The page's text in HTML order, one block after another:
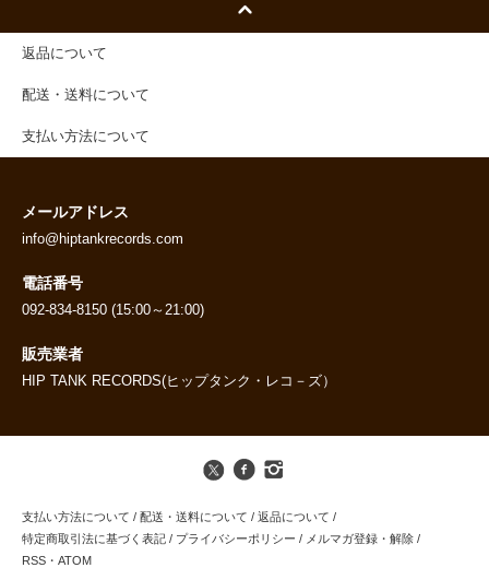
返品について
配送・送料について
支払い方法について
メールアドレス
info@hiptankrecords.com
電話番号
092-834-8150 (15:00～21:00)
販売業者
HIP TANK RECORDS(ヒップタンク・レコ－ズ）
支払い方法について / 配送・送料について / 返品について /
特定商取引法に基づく表記 / プライバシーポリシー / メルマガ登録・解除 /
RSS ・ ATOM